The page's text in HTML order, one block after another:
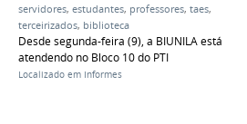
servidores, estudantes, professores, taes,
terceirizados, biblioteca
Desde segunda-feira (9), a BIUNILA está
atendendo no Bloco 10 do PTI
Localizado em Informes